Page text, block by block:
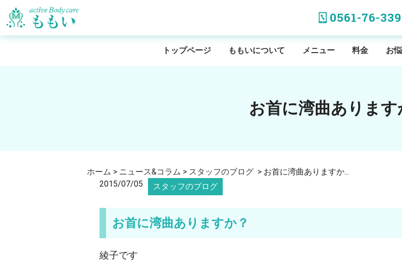
0561-76-
トップページ ももいについて メニュー 料金 お
お首に湾曲あります
ホーム > ニュース&コラム > スタッフのブログ > お首に湾曲ありますか...
2015/07/05
スタッフのブログ
お首に湾曲ありますか？
綾子です